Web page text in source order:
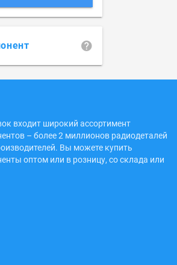
входит широкий ассортимент
– более 2 миллионов радиодеталей
Вы можете купить
оптом или в розницу, со склада или